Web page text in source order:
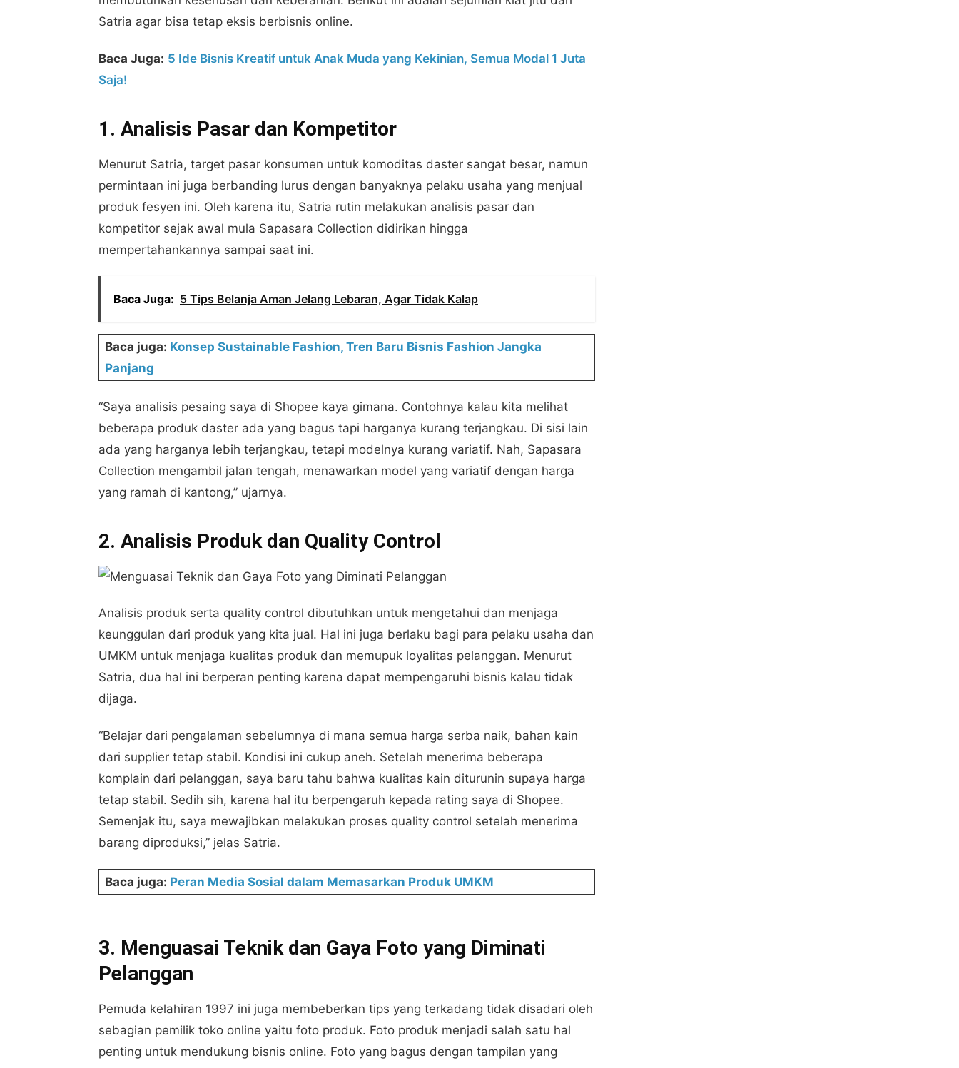
Satria agar bisa tetap eksis berbisnis online.
Baca Juga: 5 Ide Bisnis Kreatif untuk Anak Muda yang Kekinian, Semua Modal 1 Juta
Saja!
1. Analisis Pasar dan Kompetitor
Menurut Satria, target pasar konsumen untuk komoditas daster sangat besar, namun
permintaan ini juga berbanding lurus dengan banyaknya pelaku usaha yang menjual
produk fesyen ini. Oleh karena itu, Satria rutin melakukan analisis pasar dan
kompetitor sejak awal mula Sapasara Collection didirikan hingga
mempertahankannya sampai saat ini.
Baca Juga: 5 Tips Belanja Aman Jelang Lebaran, Agar Tidak Kalap
Baca juga: Konsep Sustainable Fashion, Tren Baru Bisnis Fashion Jangka
Panjang
“Saya analisis pesaing saya di Shopee kaya gimana. Contohnya kalau kita melihat
beberapa produk daster ada yang bagus tapi harganya kurang terjangkau. Di sisi lain
ada yang harganya lebih terjangkau, tetapi modelnya kurang variatif. Nah, Sapasara
Collection mengambil jalan tengah, menawarkan model yang variatif dengan harga
yang ramah di kantong,” ujarnya.
2. Analisis Produk dan Quality Control
Analisis produk serta quality control dibutuhkan untuk mengetahui dan menjaga
keunggulan dari produk yang kita jual. Hal ini juga berlaku bagi para pelaku usaha dan
UMKM untuk menjaga kualitas produk dan memupuk loyalitas pelanggan. Menurut
Satria, dua hal ini berperan penting karena dapat mempengaruhi bisnis kalau tidak
dijaga.
“Belajar dari pengalaman sebelumnya di mana semua harga serba naik, bahan kain
dari supplier tetap stabil. Kondisi ini cukup aneh. Setelah menerima beberapa
komplain dari pelanggan, saya baru tahu bahwa kualitas kain diturunin supaya harga
tetap stabil. Sedih sih, karena hal itu berpengaruh kepada rating saya di Shopee.
Semenjak itu, saya mewajibkan melakukan proses quality control setelah menerima
barang diproduksi,” jelas Satria.
Baca juga: Peran Media Sosial dalam Memasarkan Produk UMKM
3. Menguasai Teknik dan Gaya Foto yang Diminati
Pelanggan
Pemuda kelahiran 1997 ini juga membeberkan tips yang terkadang tidak disadari oleh
sebagian pemilik toko online yaitu foto produk. Foto produk menjadi salah satu hal
penting untuk mendukung bisnis online. Foto yang bagus dengan tampilan yang